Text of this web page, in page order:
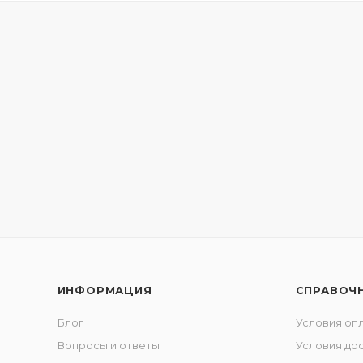
ИНФОРМАЦИЯ
Блог
Вопросы и ответы
Условия
Условия